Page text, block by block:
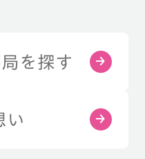
を探す
い